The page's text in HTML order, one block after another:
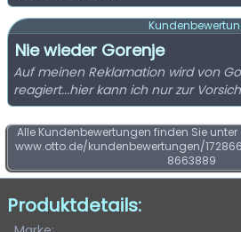
Nie wieder Gorenje
Auf meinen Reklamation wird von
reagiert...hier kann ich nur zur
Alle Kundenbewertungen finden Sie
www.otto.de/kundenbewertungen/
8663889
Produktdetails: